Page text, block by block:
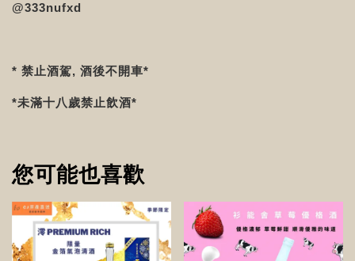
@333nufxd
* 禁止酒駕, 酒後不開車*
*未滿十八歲禁止飲酒*
您可能也喜歡